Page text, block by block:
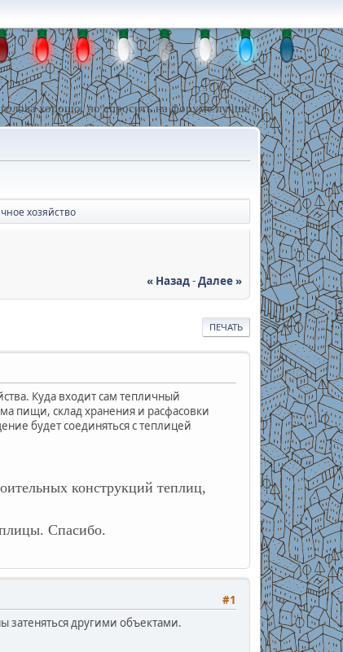
хорошо, но спросить на форуме лучше !
хозяйство
« Назад-Далее »
ПЕЧАТЬ
Куда входит сам тепличный
пищи, склад хранения и расфасовки
будет соединяться с теплицей
конструкций теплиц,
Спасибо.
#1
затеняться другими объектами.